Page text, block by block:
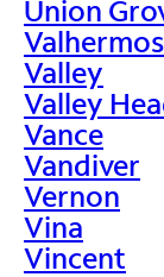
Union
Valley
Valley
Vance
Vandiver
Vernon
Vina
Vincent